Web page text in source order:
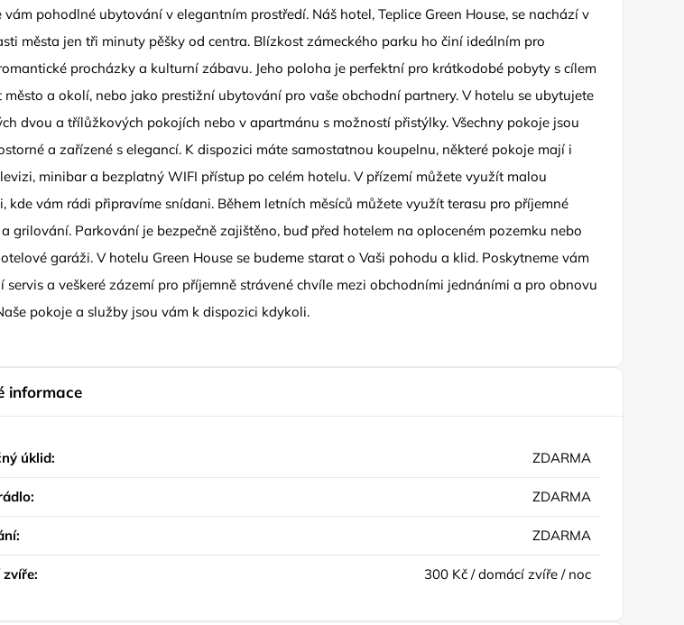
vám pohodlné ubytování v elegantním prostředí. Náš hotel, Teplice Green House, se nachází v
města jen tři minuty pěšky od centra. Blízkost zámeckého parku ho činí ideálním pro
procházky a kulturní zábavu. Jeho poloha je perfektní pro krátkodobé pobyty s cílem
město a okolí, nebo jako prestižní ubytování pro vaše obchodní partnery. V hotelu se ubytujete
dvou a třílůžkových pokojích nebo v apartmánu s možností přistýlky. Všechny pokoje jsou
a zařízené s elegancí. K dispozici máte samostatnou koupelnu, některé pokoje mají i
minibar a bezplatný WIFI přístup po celém hotelu. V přízemí můžete využít malou
kde vám rádi připravíme snídani. Během letních měsíců můžete využít terasu pro příjemné
grilování. Parkování je bezpečně zajištěno, buď před hotelem na oploceném pozemku nebo
garáži. V hotelu Green House se budeme starat o Vaši pohodu a klid. Poskytneme vám
servis a veškeré zázemí pro příjemně strávené chvíle mezi obchodními jednáními a pro obnovu
pokoje a služby jsou vám k dispozici kdykoli.
informace
úklid: ZDARMA
ZDARMA
ZDARMA
zvíře: 300 Kč / domácí zvíře / noc